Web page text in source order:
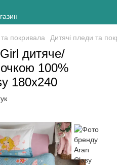
покривала Дитячі пледи та
дитяче/
100%
180х240